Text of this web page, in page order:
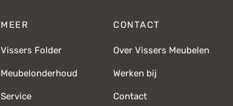
MEER
Vissers Folder
Meubelonderhoud
Service
CONTACT
Over Vissers Meubelen
Werken bij
Contact